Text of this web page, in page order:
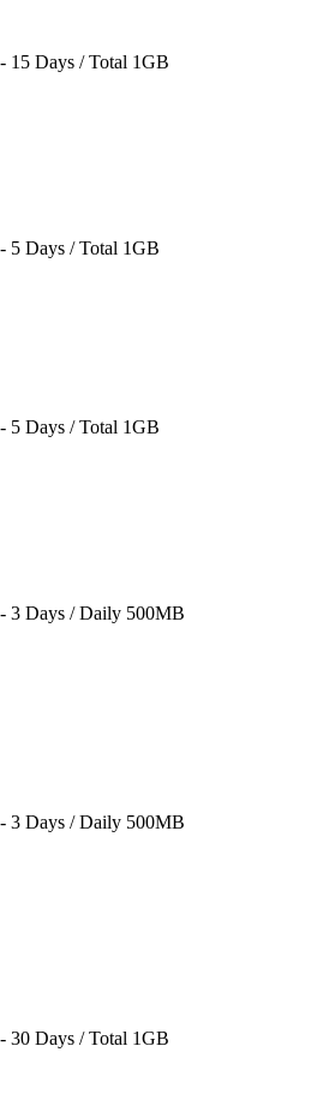
15 Days / Total 1GB
5 Days / Total 1GB
5 Days / Total 1GB
3 Days / Daily 500MB
3 Days / Daily 500MB
30 Days / Total 1GB